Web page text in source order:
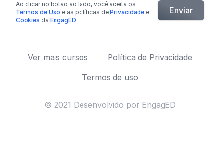
Ao clicar no botão ao lado, você aceita os
Termos de Uso e as políticas de Privacidade e
Cookies da EngagED.
Enviar
Ver mais cursos
Política de Privacidade
Termos de uso
© 2021 Desenvolvido por EngagED